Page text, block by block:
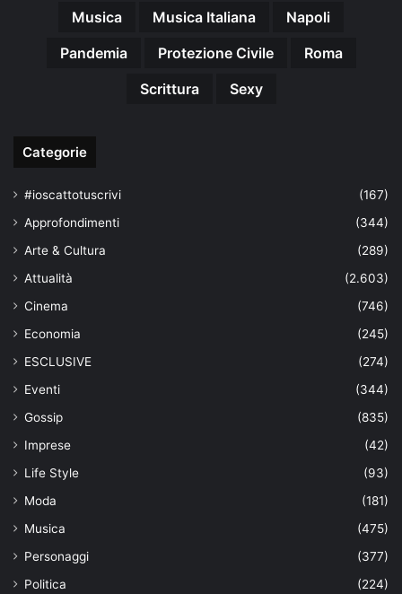
Musica
Musica Italiana
Napoli
Pandemia
Protezione Civile
Roma
Scrittura
Sexy
Categorie
#ioscattotuscrivi
(167)
Approfondimenti
(344)
Arte & Cultura
(289)
Attualità
(2.603)
Cinema
(746)
Economia
(245)
ESCLUSIVE
(274)
Eventi
(344)
Gossip
(835)
Imprese
(42)
Life Style
(93)
Moda
(181)
Musica
(475)
Personaggi
(377)
Politica
(224)